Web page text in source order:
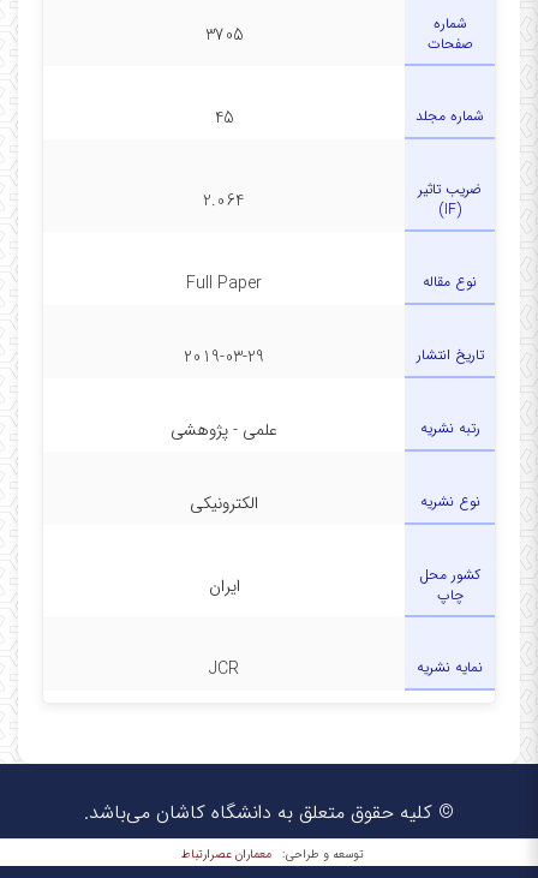
شماره
صفحات
3705
شماره مجلد 45
ضریب تاثیر
(IF)
2.064
نوع مقاله Full Paper
تاریخ انتشار 2019-03-29
رتبه نشریه علمی - پژوهشی
نوع نشریه الکترونیکی
کشور محل
چاپ
ایران
نمایه نشریه JCR
© کلیه حقوق متعلق به دانشگاه کاشان می‌باشد.
توسعه و طراحی: معماران عصر‌ارتباط